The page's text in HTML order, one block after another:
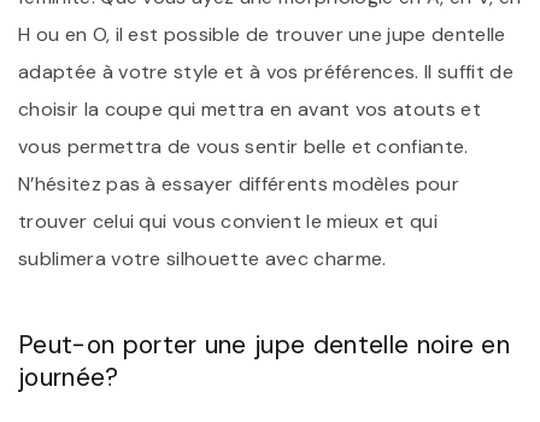
H ou en O, il est possible de trouver une jupe dentelle
adaptée à votre style et à vos préférences. Il suffit de
choisir la coupe qui mettra en avant vos atouts et
vous permettra de vous sentir belle et confiante.
N’hésitez pas à essayer différents modèles pour
trouver celui qui vous convient le mieux et qui
sublimera votre silhouette avec charme.
Peut-on porter une jupe dentelle noire en
journée?